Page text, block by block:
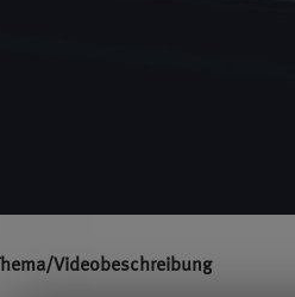
Thema/Videobeschreibung